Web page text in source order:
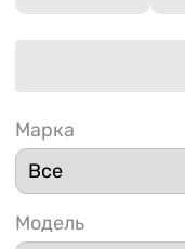
Марка
Модель